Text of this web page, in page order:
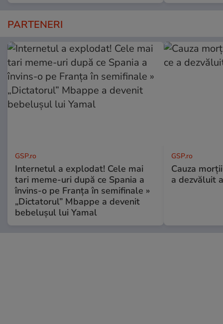
PARTENERI
GSP.ro
Internetul a explodat! Cele mai
tari meme-uri după ce Spania a
învins-o pe Franța în semifinale »
„Dictatorul” Mbappe a devenit
bebelușul lui Yamal
GSP.ro
Cauza
a dezvăluit